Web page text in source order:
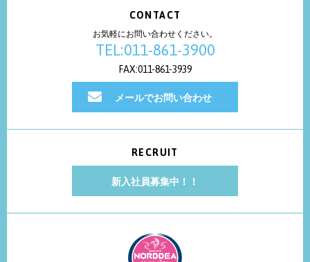
CONTACT
お気軽にお問い合わせください。
TEL:011-861-3900
FAX:011-861-3939
メールでお問い合わせ
RECRUIT
新入社員募集中！！